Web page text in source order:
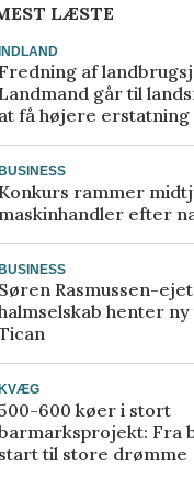
LÆSTE
INDLAND
Fredning af
Landmand går til
at få højere erstatning
BUSINESS
Konkurs rammer
maskinhandler efter
Søren Rasmussen-ejet
henter ny
KVÆG
600 køer i stort
Fra
start til store drømme